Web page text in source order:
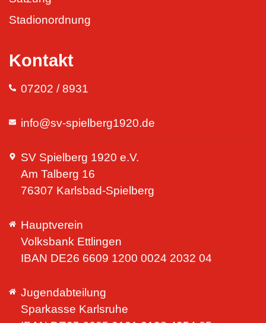
Stadionordnung
Kontakt
07202 / 8931
info@sv-spielberg1920.de
SV Spielberg 1920 e.V.
Am Talberg 16
76307 Karlsbad-Spielberg
Hauptverein
Volksbank Ettlingen
IBAN DE26 6609 1200 0024 2032 04
Jugendabteilung
Sparkasse Karlsruhe